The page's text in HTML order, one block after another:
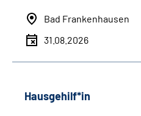
Bad Frankenhausen
31.08.2026
Hausgehilf*in